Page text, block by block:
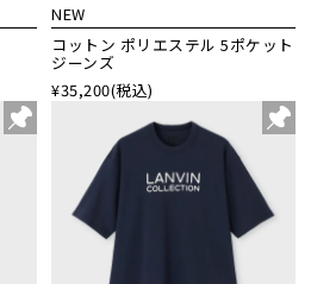
NEW
コットン ポリエステル 5ポケット
ジーンズ
¥35,200(税込)